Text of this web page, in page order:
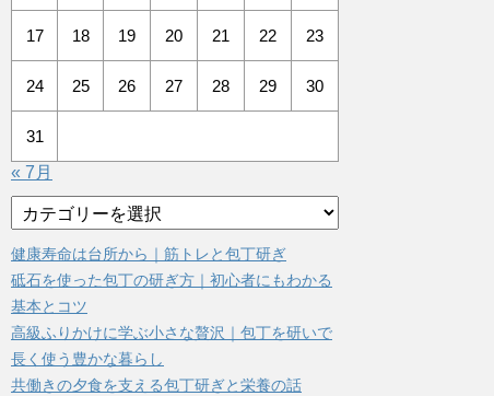
17 18 19 20 21 22 23
24 25 26 27 28 29 30
31
« 7月
テ
ゴ
リ
ー
健康寿命は台所から｜筋トレと包丁研ぎ
砥石を使った包丁の研ぎ方｜初心者にもわかる
基本とコツ
高級ふりかけに学ぶ小さな贅沢｜包丁を研いで
長く使う豊かな暮らし
共働きの夕食を支える包丁研ぎと栄養の話